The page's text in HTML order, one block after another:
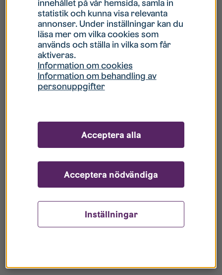
Hur gör jag om mitt konto är låst?
Hur gör jag när jag glömt mitt lösenord?
Vad innebär Gästkonto/Gästanvändare?
innehållet på vår hemsida, samla in
statistik och kunna visa relevanta
annonser. Under inställningar kan du
läsa mer om vilka cookies som
används och ställa in vilka som får
aktiveras.
Information om cookies
Information om behandling av
personuppgifter
Inställningar
Acceptera nödvändiga
Acceptera alla